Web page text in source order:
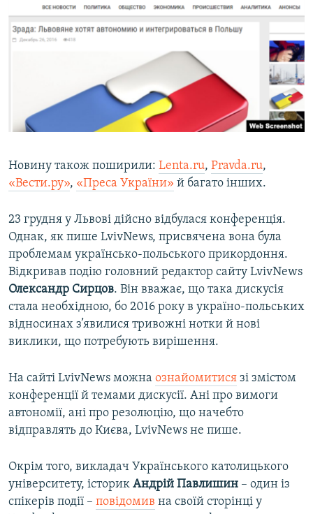
Новину також поширили: Lenta.ru, Pravda.ru,
«Вести.ру», «Преса України» й багато інших.
23 грудня у Львові дійсно відбулася конференція.
Однак, як пише LvivNews, присвячена вона була
проблемам українсько-польського прикордоння.
Відкривав подію головний редактор сайту LvivNews
Олександр Сирцов. Він вважає, що така дискусія
стала необхідною, бо 2016 року в україно-польських
відносинах з’явилися тривожні нотки й нові
виклики, що потребують вирішення.
На сайті LvivNews можна ознайомитися зі змістом
конференції й темами дискусії. Ані про вимоги
автономії, ані про резолюцію, що начебто
відправлять до Києва, LvivNews не пише.
Окрім того, викладач Українського католицького
університету, історик Андрій Павлишин – один із
спікерів події – повідомив на своїй сторінці у